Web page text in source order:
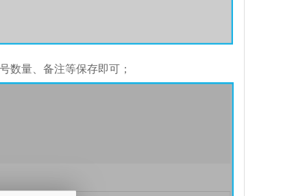
数量、备注等保存即可；